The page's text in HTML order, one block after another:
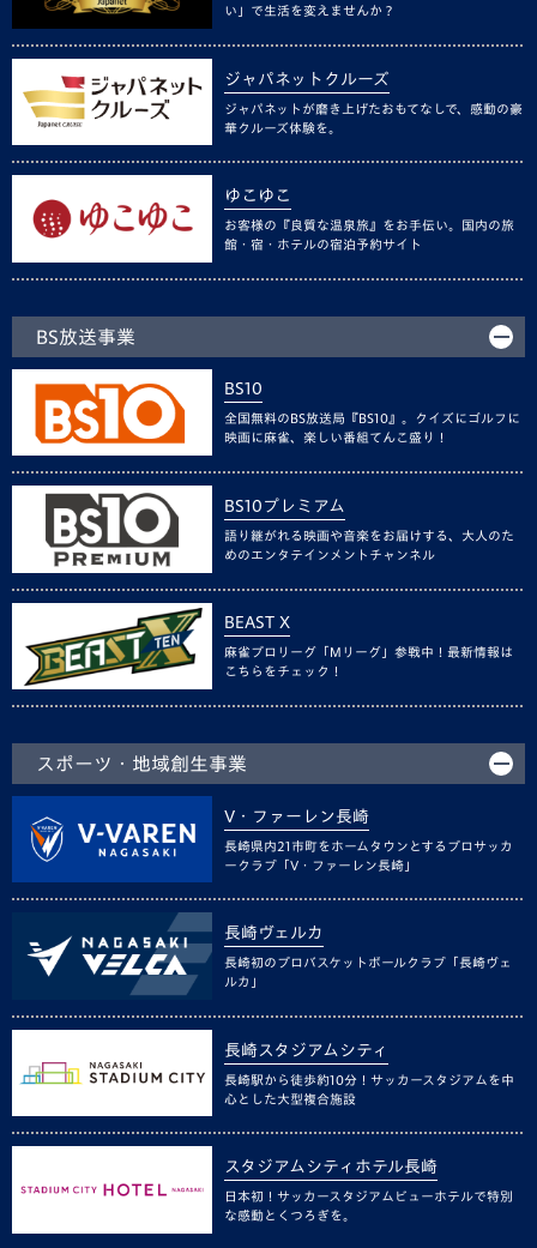
い」で生活を変えませんか？
ジャパネットクルーズ
ジャパネットが磨き上げたおもてなしで、感動の豪
華クルーズ体験を。
ゆこゆこ
お客様の『良質な温泉旅』をお手伝い。国内の旅
館・宿・ホテルの宿泊予約サイト
BS放送事業
BS10
全国無料のBS放送局『BS10』。クイズにゴルフに
映画に麻雀、楽しい番組てんこ盛り！
BS10プレミアム
語り継がれる映画や音楽をお届けする、大人のた
めのエンタテインメントチャンネル
BEAST X
麻雀プロリーグ「Mリーグ」参戦中！最新情報は
こちらをチェック！
スポーツ・地域創生事業
V・ファーレン長崎
長崎県内21市町をホームタウンとするプロサッカ
ークラブ「V・ファーレン長崎」
長崎ヴェルカ
長崎初のプロバスケットボールクラブ「長崎ヴェ
ルカ」
長崎スタジアムシティ
長崎駅から徒歩約10分！サッカースタジアムを中
心とした大型複合施設
スタジアムシティホテル長崎
日本初！サッカースタジアムビューホテルで特別
な感動とくつろぎを。